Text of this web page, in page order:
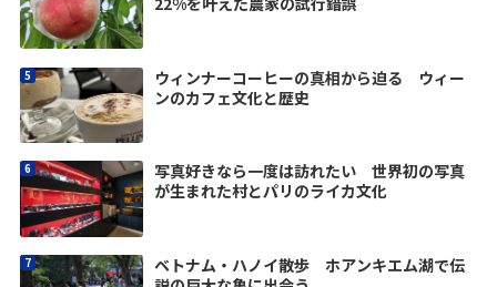
ウィンナーコーヒーの真相から迫る ウィー
ンのカフェ文化と歴史
写真好きなら一度は訪れたい 世界初の写真
が生まれた村とパリのライカ文化
ベトナム・ハノイ散歩 ホアンキエム湖で伝